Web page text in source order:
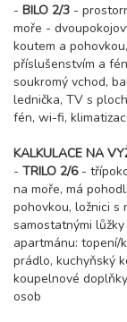
- BILO 2/3 -
moře -
koutem a
příslušenstvím a
soukromý vchod,
lednička, TV s
fén, wi-fi,
KALKULACE NA
- TRILO 2/6-
na moře, má
pohovkou, ložnici s
samostatnými
apartmánu: topení/
prádlo, kuchyňský
koupelnové
osob